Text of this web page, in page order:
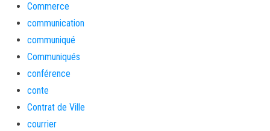
Commerce
communication
communiqué
Communiqués
conférence
conte
Contrat de Ville
courrier